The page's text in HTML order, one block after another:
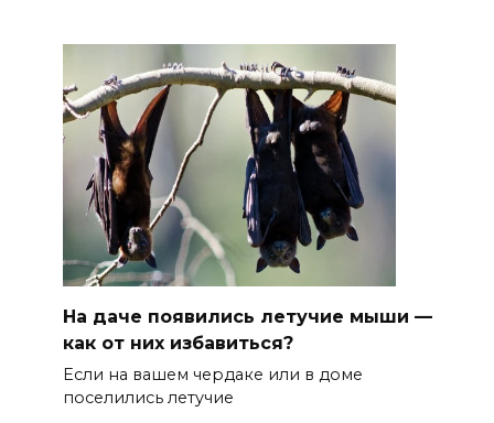
На даче появились летучие мыши —
как от них избавиться?
Если на вашем чердаке или в доме
поселились летучие